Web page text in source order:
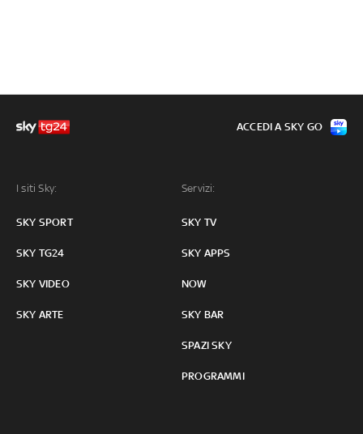
I siti Sky:
SKY SPORT
SKY TG24
SKY VIDEO
SKY ARTE
Servizi:
SKY TV
SKY APPS
NOW
SKY BAR
SPAZI SKY
PROGRAMMI
ACCEDI A SKY GO